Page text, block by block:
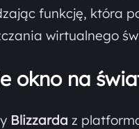
funkcję, która
wirtualnego
okno na
Blizzarda z